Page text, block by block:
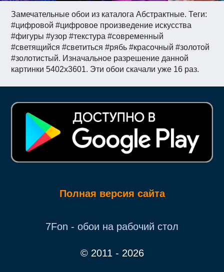
Замечательные обои из каталога Абстрактные. Теги:
#цифровой #цифровое произведение искусства
#фигуры #узор #текстура #современный
#светящийся #светиться #рябь #красочный #золотой
#золотистый. Изначальное разрешение данной
картинки 5402x3601. Эти обои скачали уже 16 раз.
Полная версия сайта
7Fon - обои на рабочий стол
© 2011 - 2026